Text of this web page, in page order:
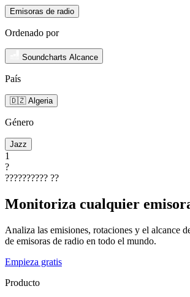
Emisoras de radio
Ordenado por
Soundcharts Alcance
País
🇩🇿 Algeria
Género
Jazz
1
?
?????????? ??
Monitoriza cualquier
Analiza las emisiones, rotaciones y el alcance
de emisoras de radio en todo el mundo.
Empieza gratis
Producto